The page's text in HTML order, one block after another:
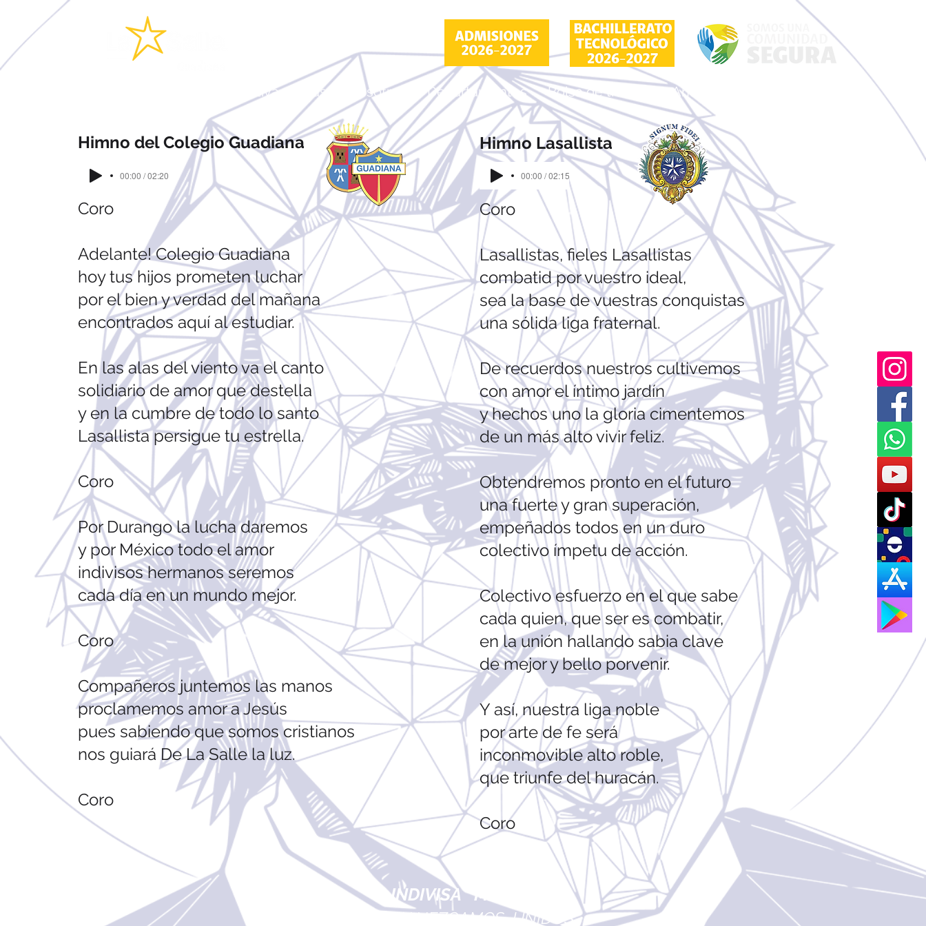
Oferta educativa Más de nosotros Departamentos Bolsa de trabajo Anuario digital
Himno del Colegio Guadiana
Coro
Adelante! Colegio Guadiana
hoy tus hijos prometen luchar
por el bien y verdad del mañana
encontrados aquí al estudiar.
En las alas del viento va el canto
solidiario de amor que destella
y en la cumbre de todo lo santo
Lasallista persigue tu estrella.
Coro
Por Durango la lucha daremos
y por México todo el amor
indivisos hermanos seremos
cada día en un mundo mejor.
Coro
Compañeros juntemos las manos
proclamemos amor a Jesús
pues sabiendo que somos cristianos
nos guiará De La Salle la luz.
Coro
00:00 / 02:20
Himno Lasallista
Coro
Lasallistas, fieles Lasallistas
combatid por vuestro ideal,
sea la base de vuestras conquistas
una sólida liga fraternal.
De recuerdos nuestros cultivemos
con amor el íntimo jardín
y hechos uno la gloria cimentemos
de un más alto vivir feliz.
Obtendremos pronto en el futuro
una fuerte y gran superación,
empeñados todos en un duro
colectivo ímpetu de acción.
Colectivo esfuerzo en el que sabe
cada quien, que ser es combatir,
en la unión hallando sabia clave
de mejor y bello porvenir.
Y así, nuestra liga noble
por arte de fe será
inconmovible alto roble,
que triunfe del huracán.
Coro
00:00 / 02:15
INDIVISA MANENT
PERMANEZCAMOS UNIDOS